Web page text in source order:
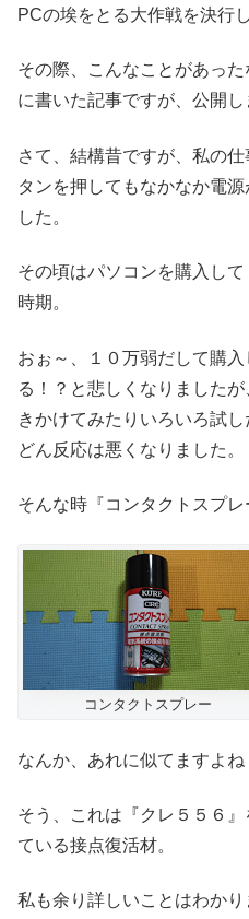
PCの埃をとる大作戦を決行
その際、こんなことがあっ
に書いた記事ですが、公開し
さて、結構昔ですが、私の
タンを押してもなかなか電
した。
その頃はパソコンを購入し
時期。
おぉ～、１０万弱だして購
る！？と悲しくなりました
きかけてみたりいろいろ試
どん反応は悪くなりました。
そんな時『コンタクトスプ
コンタクトスプレー
なんか、あれに似てますよね
そう、これは『クレ５５６
ている接点復活材。
私も余り詳しいことはわか